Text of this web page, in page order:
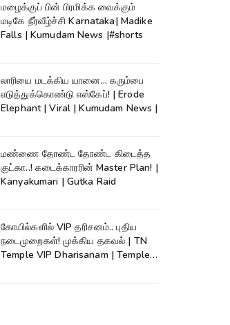
மழைக்குப் பின் பிரமிக்க வைக்கும்
மடிகே நீர்வீழ்ச்சி Karnataka| Madike
Falls | Kumudam News |#shorts
லாரியை மடக்கிய யானை... கரும்பை
எடுத்துக்கொண்டு எஸ்கேப்! | Erode
Elephant | Viral | Kumudam News |
மண்ணை தோண்ட தோண்ட கிடைத்த
குட்கா..! கடைக்காரரின் Master Plan! |
Kanyakumari | Gutka Raid
கோயில்களில் VIP தரிசனம்.. புதிய
நடைமுறைகள்! முக்கிய தகவல் | TN
Temple VIP Dharisanam | Temple